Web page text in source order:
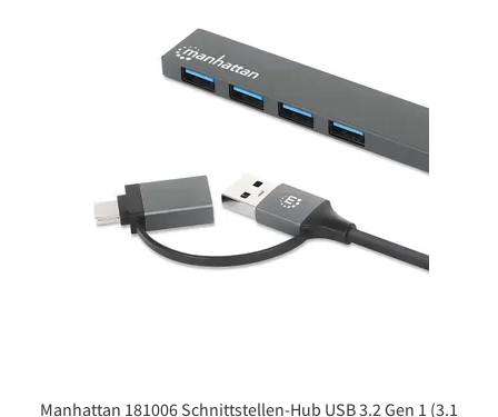
Manhattan 181006 Schnittstellen-Hub USB 3.2 Gen 1 (3.1